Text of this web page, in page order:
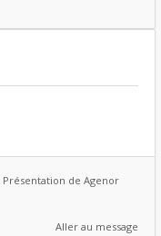
Présentation de Agenor
Aller au message